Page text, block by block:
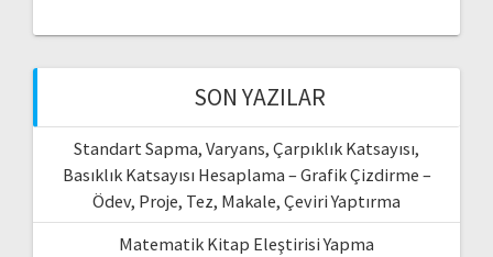
SON YAZILAR
Standart Sapma, Varyans, Çarpıklık Katsayısı,
Basıklık Katsayısı Hesaplama – Grafik Çizdirme –
Ödev, Proje, Tez, Makale, Çeviri Yaptırma
Matematik Kitap Eleştirisi Yapma